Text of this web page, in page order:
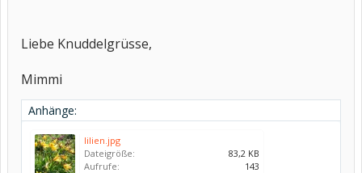
Liebe Knuddelgrüsse,
Mimmi
Anhänge:
lilien.jpg
Dateigröße:
83,2 KB
Aufrufe:
143